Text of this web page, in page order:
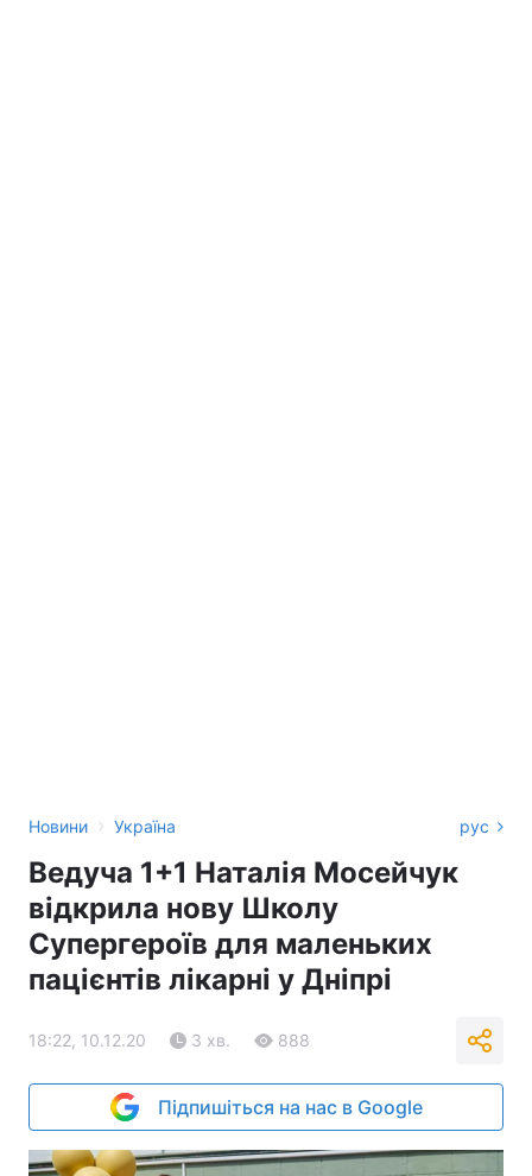
Новини › Україна рус
Ведуча 1+1 Наталія Мосейчук
відкрила нову Школу
Супергероїв для маленьких
пацієнтів лікарні у Дніпрі
18:22, 10.12.20 3 хв. 888
Підпишіться на нас в Google